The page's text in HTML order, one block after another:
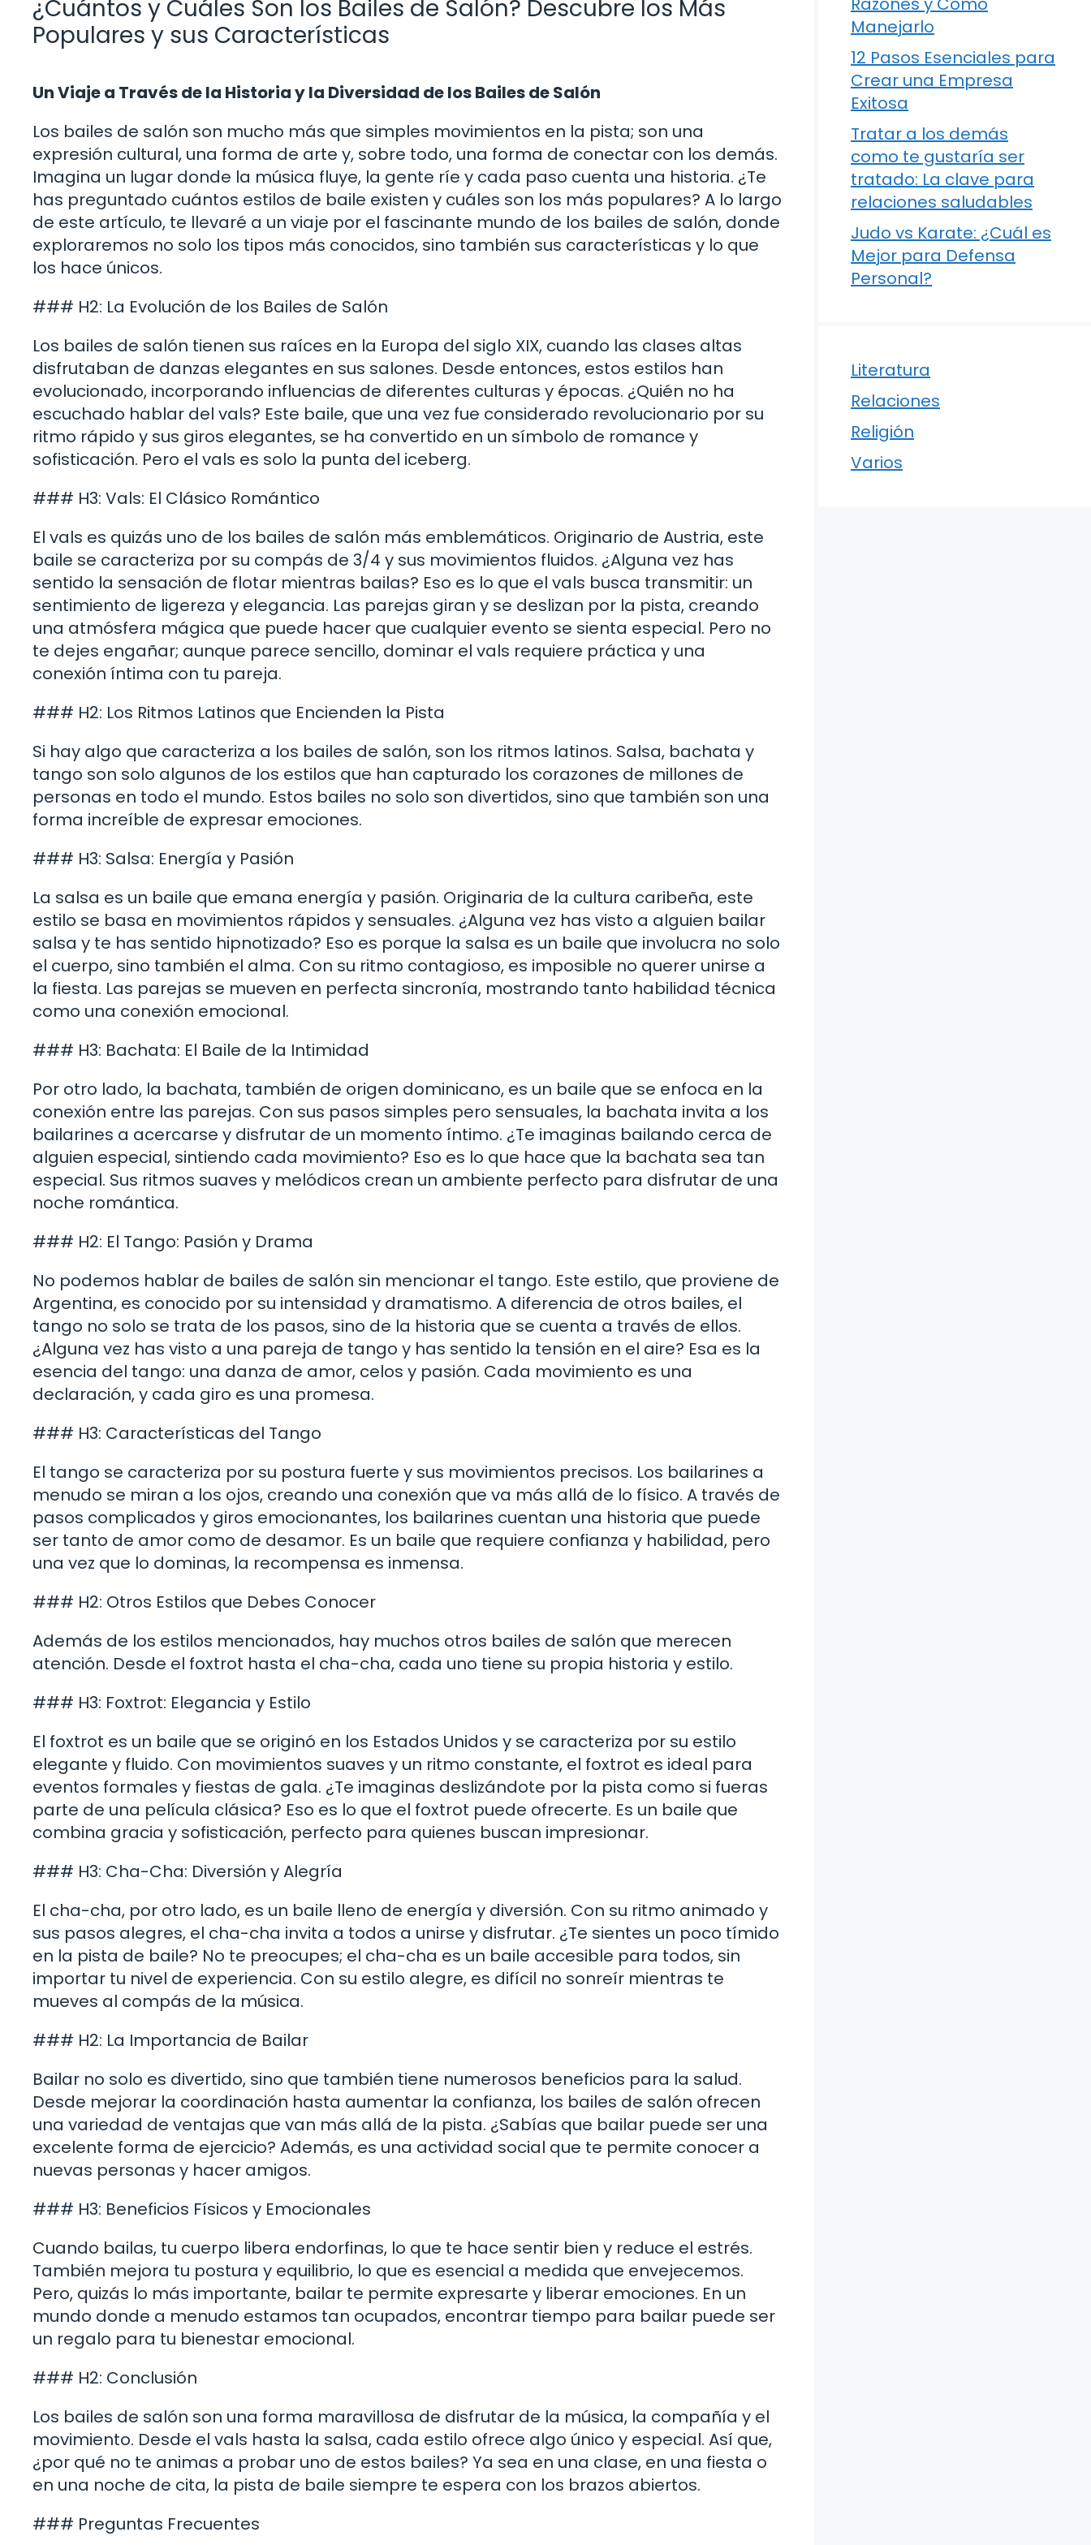
¿Cuántos y Cuáles Son los Bailes de Salón? Descubre los Más
Populares y sus Características
Un Viaje a Través de la Historia y la Diversidad de los Bailes de Salón
Los bailes de salón son mucho más que simples movimientos en la pista; son una
expresión cultural, una forma de arte y, sobre todo, una forma de conectar con los demás.
Imagina un lugar donde la música fluye, la gente ríe y cada paso cuenta una historia. ¿Te
has preguntado cuántos estilos de baile existen y cuáles son los más populares? A lo largo
de este artículo, te llevaré a un viaje por el fascinante mundo de los bailes de salón, donde
exploraremos no solo los tipos más conocidos, sino también sus características y lo que
los hace únicos.
### H2: La Evolución de los Bailes de Salón
Los bailes de salón tienen sus raíces en la Europa del siglo XIX, cuando las clases altas
disfrutaban de danzas elegantes en sus salones. Desde entonces, estos estilos han
evolucionado, incorporando influencias de diferentes culturas y épocas. ¿Quién no ha
escuchado hablar del vals? Este baile, que una vez fue considerado revolucionario por su
ritmo rápido y sus giros elegantes, se ha convertido en un símbolo de romance y
sofisticación. Pero el vals es solo la punta del iceberg.
### H3: Vals: El Clásico Romántico
El vals es quizás uno de los bailes de salón más emblemáticos. Originario de Austria, este
baile se caracteriza por su compás de 3/4 y sus movimientos fluidos. ¿Alguna vez has
sentido la sensación de flotar mientras bailas? Eso es lo que el vals busca transmitir: un
sentimiento de ligereza y elegancia. Las parejas giran y se deslizan por la pista, creando
una atmósfera mágica que puede hacer que cualquier evento se sienta especial. Pero no
te dejes engañar; aunque parece sencillo, dominar el vals requiere práctica y una
conexión íntima con tu pareja.
### H2: Los Ritmos Latinos que Encienden la Pista
Si hay algo que caracteriza a los bailes de salón, son los ritmos latinos. Salsa, bachata y
tango son solo algunos de los estilos que han capturado los corazones de millones de
personas en todo el mundo. Estos bailes no solo son divertidos, sino que también son una
forma increíble de expresar emociones.
### H3: Salsa: Energía y Pasión
La salsa es un baile que emana energía y pasión. Originaria de la cultura caribeña, este
estilo se basa en movimientos rápidos y sensuales. ¿Alguna vez has visto a alguien bailar
salsa y te has sentido hipnotizado? Eso es porque la salsa es un baile que involucra no solo
el cuerpo, sino también el alma. Con su ritmo contagioso, es imposible no querer unirse a
la fiesta. Las parejas se mueven en perfecta sincronía, mostrando tanto habilidad técnica
como una conexión emocional.
### H3: Bachata: El Baile de la Intimidad
Por otro lado, la bachata, también de origen dominicano, es un baile que se enfoca en la
conexión entre las parejas. Con sus pasos simples pero sensuales, la bachata invita a los
bailarines a acercarse y disfrutar de un momento íntimo. ¿Te imaginas bailando cerca de
alguien especial, sintiendo cada movimiento? Eso es lo que hace que la bachata sea tan
especial. Sus ritmos suaves y melódicos crean un ambiente perfecto para disfrutar de una
noche romántica.
### H2: El Tango: Pasión y Drama
No podemos hablar de bailes de salón sin mencionar el tango. Este estilo, que proviene de
Argentina, es conocido por su intensidad y dramatismo. A diferencia de otros bailes, el
tango no solo se trata de los pasos, sino de la historia que se cuenta a través de ellos.
¿Alguna vez has visto a una pareja de tango y has sentido la tensión en el aire? Esa es la
esencia del tango: una danza de amor, celos y pasión. Cada movimiento es una
declaración, y cada giro es una promesa.
### H3: Características del Tango
El tango se caracteriza por su postura fuerte y sus movimientos precisos. Los bailarines a
menudo se miran a los ojos, creando una conexión que va más allá de lo físico. A través de
pasos complicados y giros emocionantes, los bailarines cuentan una historia que puede
ser tanto de amor como de desamor. Es un baile que requiere confianza y habilidad, pero
una vez que lo dominas, la recompensa es inmensa.
### H2: Otros Estilos que Debes Conocer
Además de los estilos mencionados, hay muchos otros bailes de salón que merecen
atención. Desde el foxtrot hasta el cha-cha, cada uno tiene su propia historia y estilo.
### H3: Foxtrot: Elegancia y Estilo
El foxtrot es un baile que se originó en los Estados Unidos y se caracteriza por su estilo
elegante y fluido. Con movimientos suaves y un ritmo constante, el foxtrot es ideal para
eventos formales y fiestas de gala. ¿Te imaginas deslizándote por la pista como si fueras
parte de una película clásica? Eso es lo que el foxtrot puede ofrecerte. Es un baile que
combina gracia y sofisticación, perfecto para quienes buscan impresionar.
### H3: Cha-Cha: Diversión y Alegría
El cha-cha, por otro lado, es un baile lleno de energía y diversión. Con su ritmo animado y
sus pasos alegres, el cha-cha invita a todos a unirse y disfrutar. ¿Te sientes un poco tímido
en la pista de baile? No te preocupes; el cha-cha es un baile accesible para todos, sin
importar tu nivel de experiencia. Con su estilo alegre, es difícil no sonreír mientras te
mueves al compás de la música.
### H2: La Importancia de Bailar
Bailar no solo es divertido, sino que también tiene numerosos beneficios para la salud.
Desde mejorar la coordinación hasta aumentar la confianza, los bailes de salón ofrecen
una variedad de ventajas que van más allá de la pista. ¿Sabías que bailar puede ser una
excelente forma de ejercicio? Además, es una actividad social que te permite conocer a
nuevas personas y hacer amigos.
### H3: Beneficios Físicos y Emocionales
Cuando bailas, tu cuerpo libera endorfinas, lo que te hace sentir bien y reduce el estrés.
También mejora tu postura y equilibrio, lo que es esencial a medida que envejecemos.
Pero, quizás lo más importante, bailar te permite expresarte y liberar emociones. En un
mundo donde a menudo estamos tan ocupados, encontrar tiempo para bailar puede ser
un regalo para tu bienestar emocional.
### H2: Conclusión
Los bailes de salón son una forma maravillosa de disfrutar de la música, la compañía y el
movimiento. Desde el vals hasta la salsa, cada estilo ofrece algo único y especial. Así que,
¿por qué no te animas a probar uno de estos bailes? Ya sea en una clase, en una fiesta o
en una noche de cita, la pista de baile siempre te espera con los brazos abiertos.
### Preguntas Frecuentes
Manejarlo
12 Pasos Esenciales para
Crear una Empresa
Exitosa
Tratar a los demás
como te gustaría ser
tratado: La clave para
relaciones saludables
Judo vs Karate: ¿Cuál es
Mejor para Defensa
Personal?
Literatura
Relaciones
Religión
Varios